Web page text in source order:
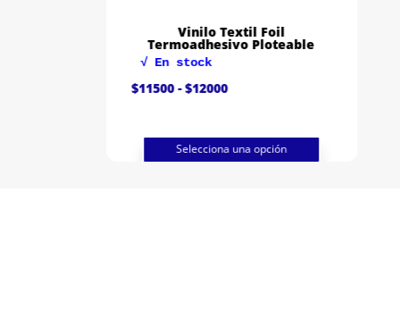
Vinilo Textil Foil
Termoadhesivo Ploteable
√ En stock
11500 - $12000Rango
de
hasta
$12000
Selecciona una opción